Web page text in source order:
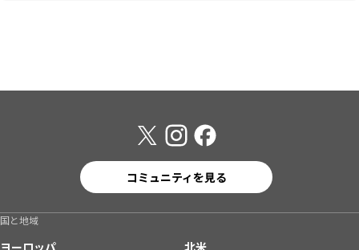
コミュニティを見る
国と地域
ヨーロッパ
北米